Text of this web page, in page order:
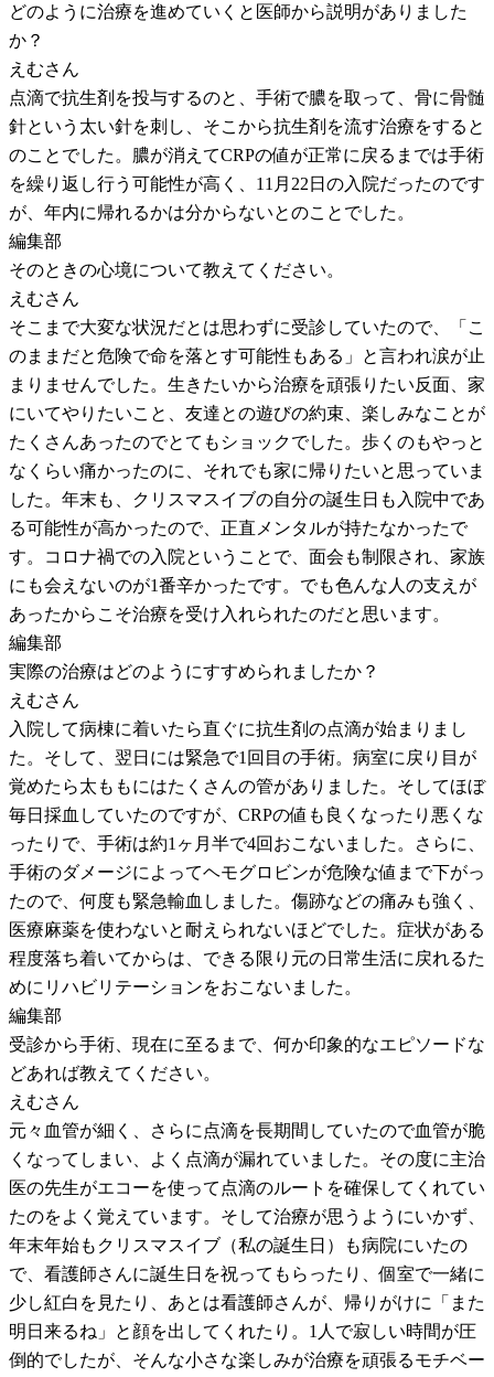
どのように治療を進めていくと医師から説明がありました
か？
えむさん
点滴で抗生剤を投与するのと、手術で膿を取って、骨に骨髄
針という太い針を刺し、そこから抗生剤を流す治療をすると
のことでした。膿が消えてCRPの値が正常に戻るまでは手術
を繰り返し行う可能性が高く、11月22日の入院だったのです
が、年内に帰れるかは分からないとのことでした。
編集部
そのときの心境について教えてください。
えむさん
そこまで大変な状況だとは思わずに受診していたので、「こ
のままだと危険で命を落とす可能性もある」と言われ涙が止
まりませんでした。生きたいから治療を頑張りたい反面、家
にいてやりたいこと、友達との遊びの約束、楽しみなことが
たくさんあったのでとてもショックでした。歩くのもやっと
なくらい痛かったのに、それでも家に帰りたいと思っていま
した。年末も、クリスマスイブの自分の誕生日も入院中であ
る可能性が高かったので、正直メンタルが持たなかったで
す。コロナ禍での入院ということで、面会も制限され、家族
にも会えないのが1番辛かったです。でも色んな人の支えが
あったからこそ治療を受け入れられたのだと思います。
編集部
実際の治療はどのようにすすめられましたか？
えむさん
入院して病棟に着いたら直ぐに抗生剤の点滴が始まりまし
た。そして、翌日には緊急で1回目の手術。病室に戻り目が
覚めたら太ももにはたくさんの管がありました。そしてほぼ
毎日採血していたのですが、CRPの値も良くなったり悪くな
ったりで、手術は約1ヶ月半で4回おこないました。さらに、
手術のダメージによってヘモグロビンが危険な値まで下がっ
たので、何度も緊急輸血しました。傷跡などの痛みも強く、
医療麻薬を使わないと耐えられないほどでした。症状がある
程度落ち着いてからは、できる限り元の日常生活に戻れるた
めにリハビリテーションをおこないました。
編集部
受診から手術、現在に至るまで、何か印象的なエピソードな
どあれば教えてください。
えむさん
元々血管が細く、さらに点滴を長期間していたので血管が脆
くなってしまい、よく点滴が漏れていました。その度に主治
医の先生がエコーを使って点滴のルートを確保してくれてい
たのをよく覚えています。そして治療が思うようにいかず、
年末年始もクリスマスイブ（私の誕生日）も病院にいたの
で、看護師さんに誕生日を祝ってもらったり、個室で一緒に
少し紅白を見たり、あとは看護師さんが、帰りがけに「また
明日来るね」と顔を出してくれたり。1人で寂しい時間が圧
倒的でしたが、そんな小さな楽しみが治療を頑張るモチベー